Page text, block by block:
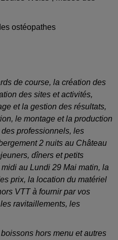
ostéopathes
de course, la création des
des sites et activités,
et la gestion des résultats,
le montage et la production
professionnels, les
2 nuits au Château
dîners et petits
au Lundi 29 Mai matin, la
prix, la location du matériel
VTT à fournir par vos
ravitaillements, les
hors menu et autres